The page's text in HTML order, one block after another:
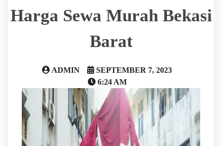
Harga Sewa Murah Bekasi
Barat
ADMIN
SEPTEMBER 7, 2023
6:24 AM